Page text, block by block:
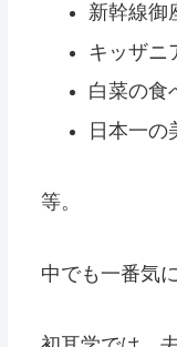
新幹線御
キッザニ
白菜の食
日本一の
等。
中でも一番気